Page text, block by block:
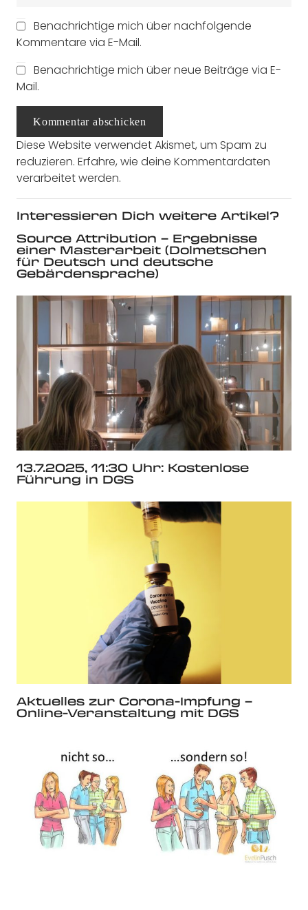
Benachrichtige mich über nachfolgende
Kommentare via E-Mail.
Benachrichtige mich über neue Beiträge via E-
Mail.
Kommentar abschicken
Diese Website verwendet Akismet, um Spam zu
reduzieren. Erfahre, wie deine Kommentardaten
verarbeitet werden.
Interessieren Dich weitere Artikel?
Source Attribution – Ergebnisse
einer Masterarbeit (Dolmetschen
für Deutsch und deutsche
Gebärdensprache)
13.7.2025, 11:30 Uhr: Kostenlose
Führung in DGS
Aktuelles zur Corona-Impfung –
Online-Veranstaltung mit DGS